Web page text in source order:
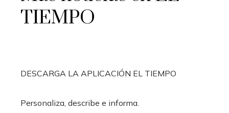
TIEMPO
DESCARGA LA APLICACIÓN EL TIEMPO
Personaliza, describe e informa.